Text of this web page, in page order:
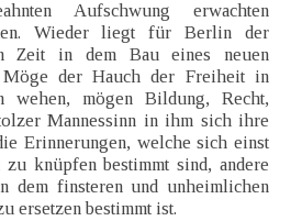
Aufschwung erwachten
Wieder liegt für Berlin der
Zeit in dem Bau eines neuen
Möge der Hauch der Freiheit in
wehen, mögen Bildung, Recht,
Mannessinn in ihm sich ihre
Erinnerungen, welche sich einst
knüpfen bestimmt sind, andere
dem finsteren und unheimlichen
ersetzen bestimmt ist.